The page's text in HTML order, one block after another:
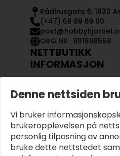
Rådhusgata 6, 1830
(+47) 69 89 69 00
ORG NR : 991698558
NETTBUTIKK
INFORMASJON
OM OSS
KJØPSVILKÅR OG
PERSONVERN
Denne nettsiden
Vi bruker
brukeropplevelsen på
personlig tilpasning av
bruke dette nettstedet